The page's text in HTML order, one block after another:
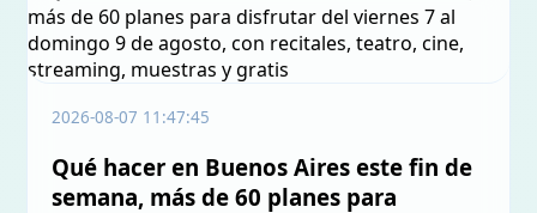
2026-08-07 11:47:45
Qué hacer en Buenos Aires este fin de
semana, más de 60 planes para